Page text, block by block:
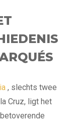
, slechts twee
Cruz, ligt het